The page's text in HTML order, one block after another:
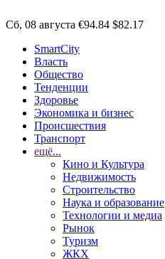
Сб, 08 августа €94.84 $82.17
SmartCity
Власть
Общество
Тенденции
Здоровье
Экономика и бизнес
Происшествия
Транспорт
ещё...
Кино и Культура
Недвижимость
Строительство
Наука и образование
Технологии и медиа
Рынок
Туризм
ЖКХ